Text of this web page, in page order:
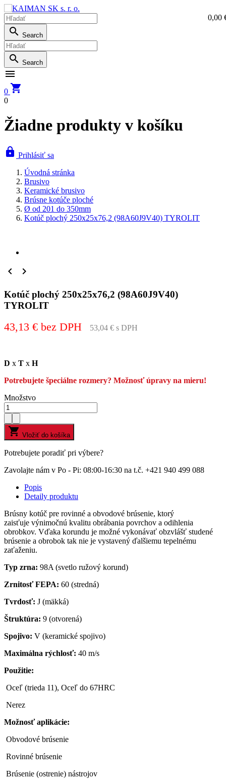
 Search
 Search

0 
0
0,00
Žiadne produkty v košíku
 Prihlásiť sa
Úvodná stránka
Brusivo
Keramické brusivo
Brúsne kotúče ploché
Ø od 201 do 350mm
Kotúč plochý 250x25x76,2 (98A60J9V40) TYROLIT
 
Kotúč plochý 250x25x76,2 (98A60J9V40)
TYROLIT
43,13 € bez DPH 53,04 € s DPH
D x T x H
Potrebujete špeciálne rozmery? Možnosť úpravy na mieru!
Množstvo
 Vložiť do košíka
Potrebujete poradiť pri výbere?
Zavolajte nám v Po - Pi: 08:00-16:30 na t.č. +421 940 499 088
Popis
Detaily produktu
Brúsny kotúč pre rovinné a obvodové brúsenie, ktorý
zaisťuje výnimočnú kvalitu obrábania povrchov a odihlenia
obrobkov. Vďaka korundu je možné vykonávať obzvlášť studené
brúsenie a obrobok tak nie je vystavený ďalšiemu tepelnému
zaťaženiu.
Typ zrna: 98A (svetlo ružový korund)
Zrnitosť FEPA: 60 (stredná)
Tvrdosť: J (mäkká)
Štruktúra: 9 (otvorená)
Spojivo: V (keramické spojivo)
Maximálna rýchlosť: 40 m/s
Použitie:
Oceľ (trieda 11), Oceľ do 67HRC
Nerez
Možnosť aplikácie:
Obvodové brúsenie
Rovinné brúsenie
Brúsenie (ostrenie) nástrojov